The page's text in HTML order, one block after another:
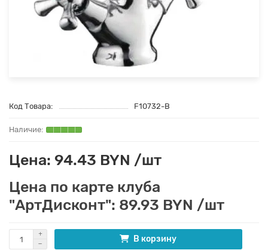
Код Товара: F10732-B
Цена: 94.43 BYN /шт
Цена по карте клуба
"АртДисконт": 89.93 BYN /шт
В корзину